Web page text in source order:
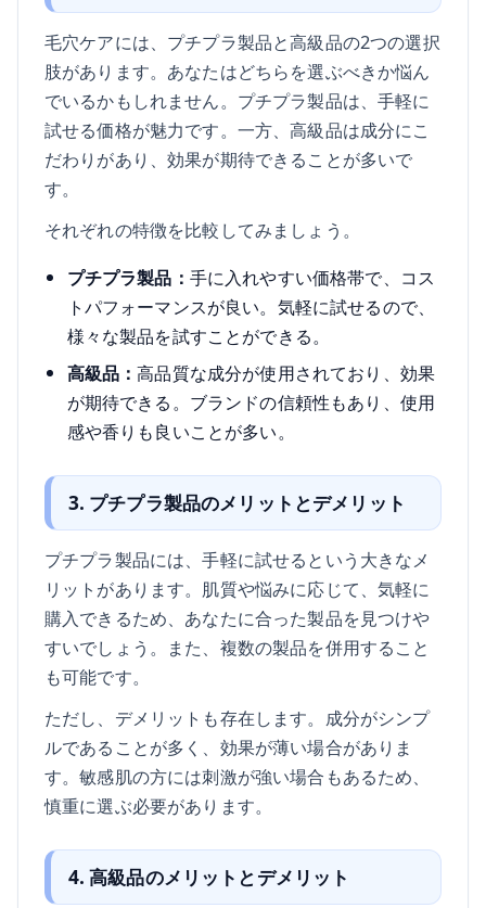
毛穴ケアには、プチプラ製品と高級品の2つの選択
肢があります。あなたはどちらを選ぶべきか悩ん
でいるかもしれません。プチプラ製品は、手軽に
試せる価格が魅力です。一方、高級品は成分にこ
だわりがあり、効果が期待できることが多いで
す。
それぞれの特徴を比較してみましょう。
プチプラ製品： 手に入れやすい価格帯で、コス
トパフォーマンスが良い。気軽に試せるので、
様々な製品を試すことができる。
高級品：高品質な成分が使用されており、効果
が期待できる。ブランドの信頼性もあり、使用
感や香りも良いことが多い。
3. プチプラ製品のメリットとデメリット
プチプラ製品には、手軽に試せるという大きなメ
リットがあります。肌質や悩みに応じて、気軽に
購入できるため、あなたに合った製品を見つけや
すいでしょう。また、複数の製品を併用すること
も可能です。
ただし、デメリットも存在します。成分がシンプ
ルであることが多く、効果が薄い場合がありま
す。敏感肌の方には刺激が強い場合もあるため、
慎重に選ぶ必要があります。
4. 高級品のメリットとデメリット